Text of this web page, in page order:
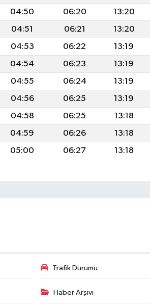
04:50 06:20
13:20
04:51 06:21
13:20
04:53 06:22
13:19
04:54 06:23
13:19
04:55 06:24
13:19
04:56 06:25
13:19
04:58 06:25
13:18
04:59 06:26
13:18
05:00 06:27 13:18
Trafik Durumu
Haber Arşivi